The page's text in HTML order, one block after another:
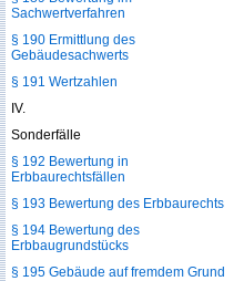
Sachwertverfahren
§ 190 Ermittlung des
Gebäudesachwerts
§ 191 Wertzahlen
IV.
Sonderfälle
§ 192 Bewertung in
Erbbaurechtsfällen
§ 193 Bewertung des Erbbaurechts
§ 194 Bewertung des
Erbbaugrundstücks
§ 195 Gebäude auf fremdem Grund